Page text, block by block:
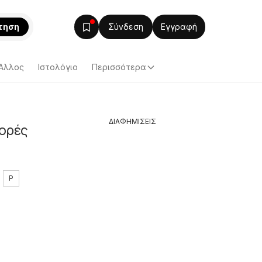
Σύνδεση Εγγραφή
Ιστολόγιο Περισσότερα
P
ΔΙΑΦΗΜΙΣΕΙΣ